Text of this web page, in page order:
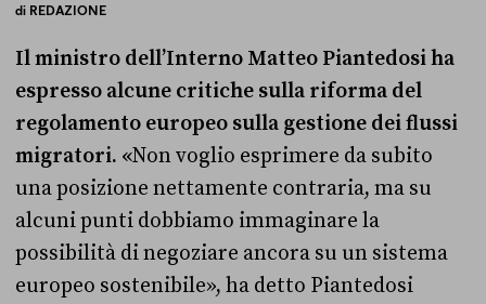
di REDAZIONE
Il ministro dell’Interno Matteo Piantedosi ha
espresso alcune critiche sulla riforma del
regolamento europeo sulla gestione dei flussi
migratori. «Non voglio esprimere da subito
una posizione nettamente contraria, ma su
alcuni punti dobbiamo immaginare la
possibilità di negoziare ancora su un sistema
europeo sostenibile», ha detto Piantedosi